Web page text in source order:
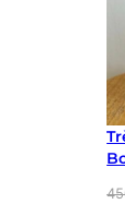
Le
Le